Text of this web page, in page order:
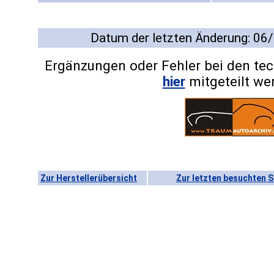
Datum der letzten Änderung:
Ergänzungen oder Fehler bei den
hiermitgeteilt
Zur Herstellerübersicht Zur letzten besuchten